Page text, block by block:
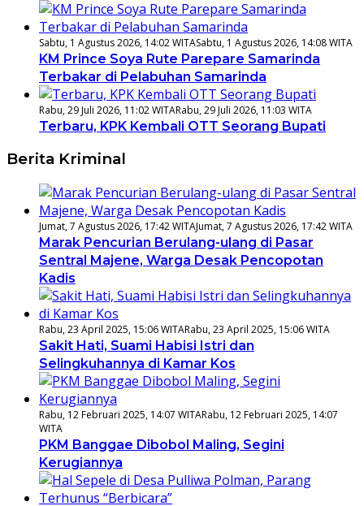
Sabtu, 1 Agustus 2026, 14:02 WITASabtu, 1 Agustus 2026, 14:08 WITA
KM Prince Soya Rute Parepare Samarinda
Terbakar di Pelabuhan Samarinda
Rabu, 29 Juli 2026, 11:02 WITARabu, 29 Juli 2026, 11:03 WITA
Terbaru, KPK Kembali OTT Seorang Bupati
Berita Kriminal
Jumat, 7 Agustus 2026, 17:42 WITAJumat, 7 Agustus 2026, 17:42 WITA
Marak Pencurian Berulang-ulang di Pasar
Sentral Majene, Warga Desak Pencopotan
Kadis
Rabu, 23 April 2025, 15:06 WITARabu, 23 April 2025, 15:06 WITA
Sakit Hati, Suami Habisi Istri dan
Selingkuhannya di Kamar Kos
Rabu, 12 Februari 2025, 14:07 WITARabu, 12 Februari 2025, 14:07
WITA
PKM Banggae Dibobol Maling, Segini
Kerugiannya